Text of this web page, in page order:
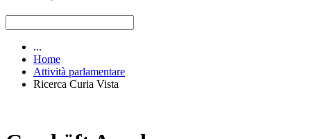
...
Home
Attività parlamentare
Ricerca Curia Vista